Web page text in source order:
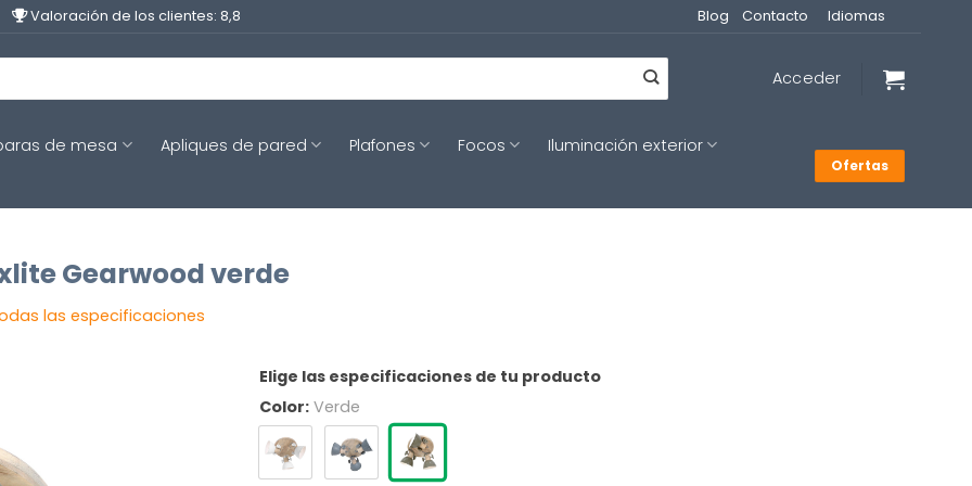
Valoración de los clientes: 8,8 Blog Contacto Idiomas
Acceder
de mesa Apliques de pared Plafones Focos
Iluminación exterior
Ofertas
Gearwood verde
las especificaciones
Elige las especificaciones de tu producto
Color: Verde